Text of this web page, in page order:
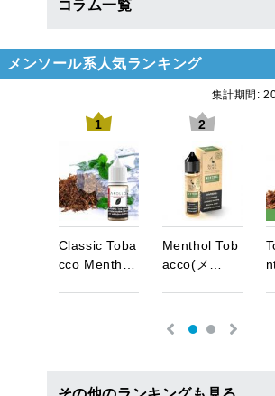
コラム一覧
メンソール系人気ランキング
集計期間:
1
Classic Toba
cco Menth…
2
Menthol Tob
acco(メ…
T
n